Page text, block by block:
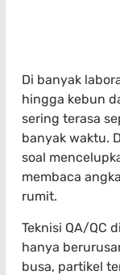
Di banyak
hingga kebun
sering terasa
banyak waktu.
soal
membaca
rumit.
Teknisi QA/QC
hanya
busa, partikel